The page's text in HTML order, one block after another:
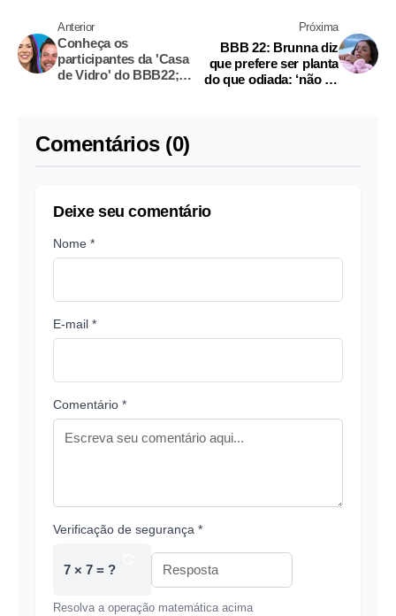
Anterior
Conheça os
participantes da 'Casa
de Vidro' do BBB22;
Próxima
BBB 22: Brunna diz
que prefere ser planta
do que odiada: ‘não fiz
Comentários (0)
Deixe seu comentário
Nome *
E-mail *
Comentário *
Verificação de segurança *
7 × 7 = ?
Resolva a operação matemática acima